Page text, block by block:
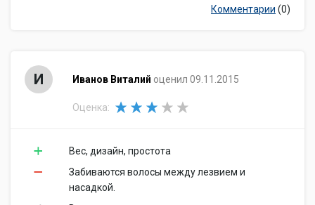
Комментарии (0)
И Иванов Виталий оценил 09.11.2015
Оценка:
Вес, дизайн, простота
Забиваются волосы между лезвием и
насадкой.